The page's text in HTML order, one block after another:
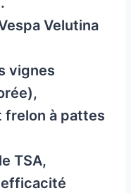
Velutina
vignes
frelon à pattes
TSA,